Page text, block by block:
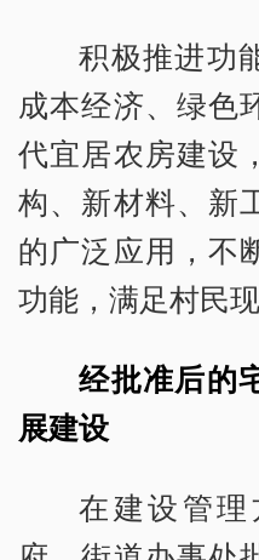
积极推进功
成本经济、绿色
代宜居农房建设
构、新材料、新
的广泛应用，不
功能，满足村民
经批准后的
展建设
在建设管